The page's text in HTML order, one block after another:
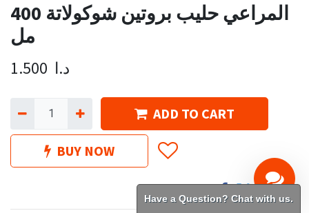
المراعي حليب بروتين شوكولاتة 400
مل
1.500 د.ا
ADD TO CART
BUY NOW
Have a Question? Chat with us.